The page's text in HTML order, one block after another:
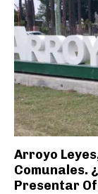
Arroyo
Comunales.
Presentar